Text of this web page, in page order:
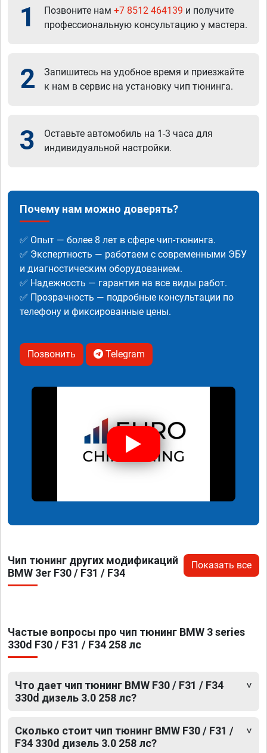
1 Позвоните нам +7 8512 464139 и получите
профессиональную консультацию у мастера.
2
Запишитесь на удобное время и приезжайте
к нам в сервис на установку чип тюнинга.
3
Оставьте автомобиль на 1-3 часа для
индивидуальной настройки.
Почему нам можно доверять?
✅ Опыт — более 8 лет в сфере чип-тюнинга.
✅ Экспертность — работаем с современными ЭБУ
и диагностическим оборудованием.
✅ Надежность — гарантия на все виды работ.
✅ Прозрачность — подробные консультации по
телефону и фиксированные цены.
Позвонить Telegram
Чип тюнинг других модификаций
BMW 3er F30 / F31 / F34
Показать все
Частые вопросы про чип тюнинг BMW 3 series
330d F30 / F31 / F34 258 лс
Что дает чип тюнинг BMW F30 / F31 / F34
330d дизель 3.0 258 лс?
Сколько стоит чип тюнинг BMW F30 / F31 /
F34 330d дизель 3.0 258 лс?